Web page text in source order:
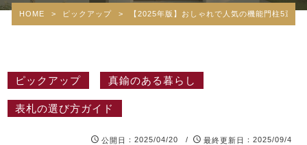
HOME > ピックアップ > 【2025年版】おしゃれで人気の機能門柱5選
ピックアップ 真鍮のある暮らし
表札の選び方ガイド
公開日 ：2025/04/20 / 最終更新日 ：2025/09/4